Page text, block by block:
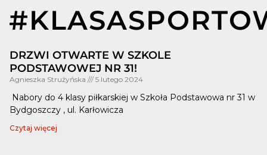
DRZWI OTWARTE W SZKOLE
PODSTAWOWEJ NR 31!
Agnieszka Strużyńska 5 lutego 2024
Nabory do 4 klasy piłkarskiej w Szkoła Podstawowa nr 31 w
Bydgoszczy , ul. Karłowicza
Czytaj więcej